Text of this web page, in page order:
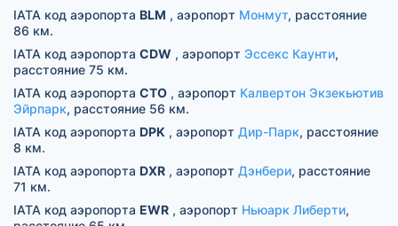
IATA код аэропорта BLM , аэропорт Монмут, расстояние
86 км.
IATA код аэропорта CDW , аэропорт Эссекс Каунти,
расстояние 75 км.
IATA код аэропорта CTO , аэропорт Калвертон Экзекьютив
Эйрпарк, расстояние 56 км.
IATA код аэропорта DPK , аэропорт Дир-Парк, расстояние
8 км.
IATA код аэропорта DXR , аэропорт Дэнбери, расстояние
71 км.
IATA код аэропорта EWR , аэропорт Ньюарк Либерти,